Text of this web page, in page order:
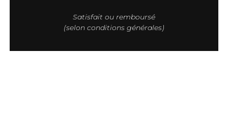
Satisfait ou remboursé
(selon conditions générales)